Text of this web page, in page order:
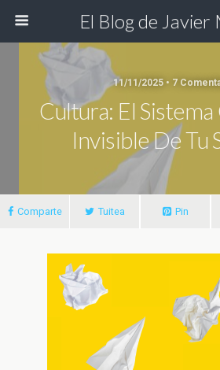
El Blog de Javier
11/11/2025 • 7
Cultura: El
Invisible De Tu
Comparte Tuitea Pin